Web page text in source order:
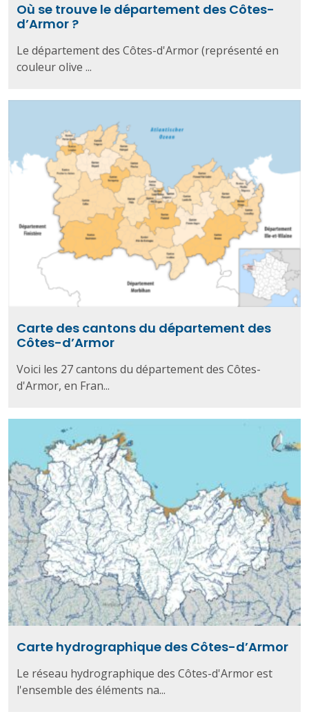
Où se trouve le département des Côtes-
d’Armor ?
Le département des Côtes-d'Armor (représenté en
couleur olive ...
Carte des cantons du département des
Côtes-d’Armor
Voici les 27 cantons du département des Côtes-
d'Armor, en Fran...
Carte hydrographique des Côtes-d’Armor
Le réseau hydrographique des Côtes-d'Armor est
l'ensemble des éléments na...